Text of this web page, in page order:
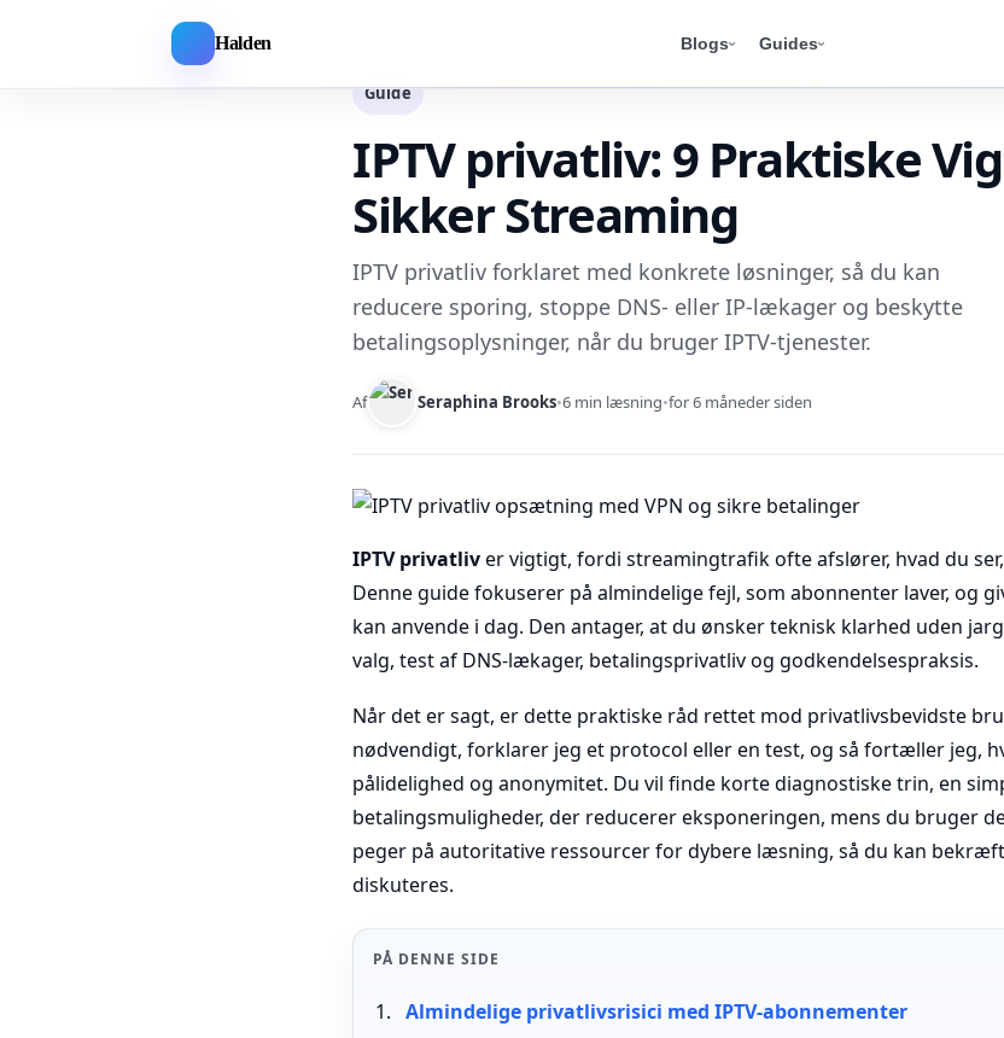
Halden Blogs Guides
Guide
IPTV privatliv: 9 Praktiske
Sikker Streaming
IPTV privatliv forklaret med konkrete løsninger, så du kan
reducere sporing, stoppe DNS- eller IP-lækager og beskytte
betalingsoplysninger, når du bruger IPTV-tjenester.
Af Seraphina Brooks•6 min læsning•for 6 måneder siden
IPTV privatliver vigtigt, fordi streamingtrafik ofte afslører, hvad du
Denne guide fokuserer på almindelige fejl, som abonnenter laver, og
kan anvende i dag. Den antager, at du ønsker teknisk klarhed uden
valg, test af DNS-lækager, betalingsprivatliv og godkendelsespraksis.
Når det er sagt, er dette praktiske råd rettet mod privatlivsbevidste
nødvendigt, forklarer jeg et protocol eller en test, og så fortæller jeg,
pålidelighed og anonymitet. Du vil finde korte diagnostiske trin, en
betalingsmuligheder, der reducerer eksponeringen, mens du bruger
peger på autoritative ressourcer for dybere læsning, så du kan
diskuteres.
PÅ DENNE SIDE
Almindelige privatlivsrisici med IPTV-abonnementer